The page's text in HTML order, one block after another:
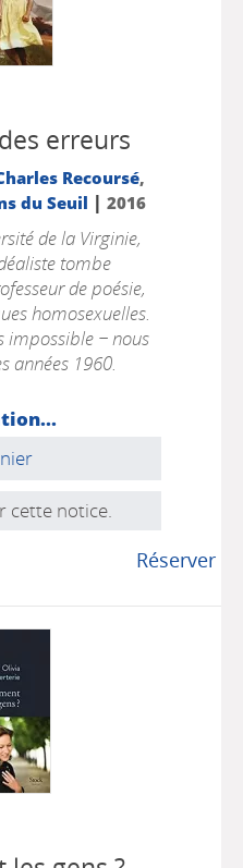
erreurs
Recoursé,
du Seuil | 2016
de la Virginie,
tombe
de poésie,
homosexuelles.
− nous
années 1960.
cette notice.
Réserver